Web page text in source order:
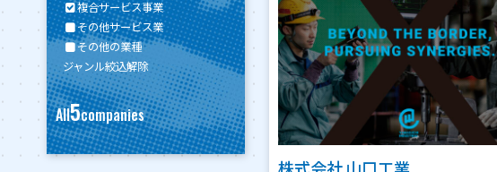
複合サービス事業
その他サービス業
その他の業種
ジャンル絞込解除
All5companies